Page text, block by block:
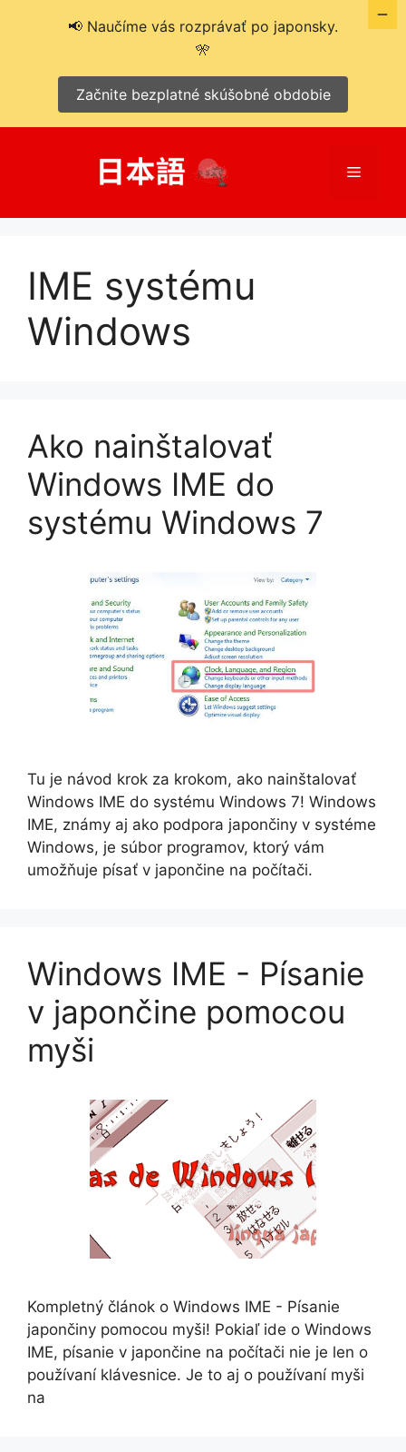
Menu
IME systému
Windows
Ako nainštalovať
Windows IME do
systému Windows 7
Tu je návod krok za krokom, ako nainštalovať
Windows IME do systému Windows 7! Windows
IME, známy aj ako podpora japončiny v systéme
Windows, je súbor programov, ktorý vám
umožňuje písať v japončine na počítači.
Windows IME - Písanie
v japončine pomocou
myši
Kompletný článok o Windows IME - Písanie
japončiny pomocou myši! Pokiaľ ide o Windows
IME, písanie v japončine na počítači nie je len o
používaní klávesnice. Je to aj o používaní myši
na
📢 Naučíme vás rozprávať po japonsky.
🎌
Začnite bezplatné skúšobné obdobie